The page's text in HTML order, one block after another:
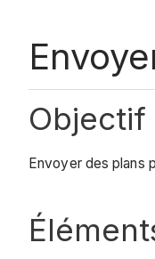
Objectif
Envoyer des plans